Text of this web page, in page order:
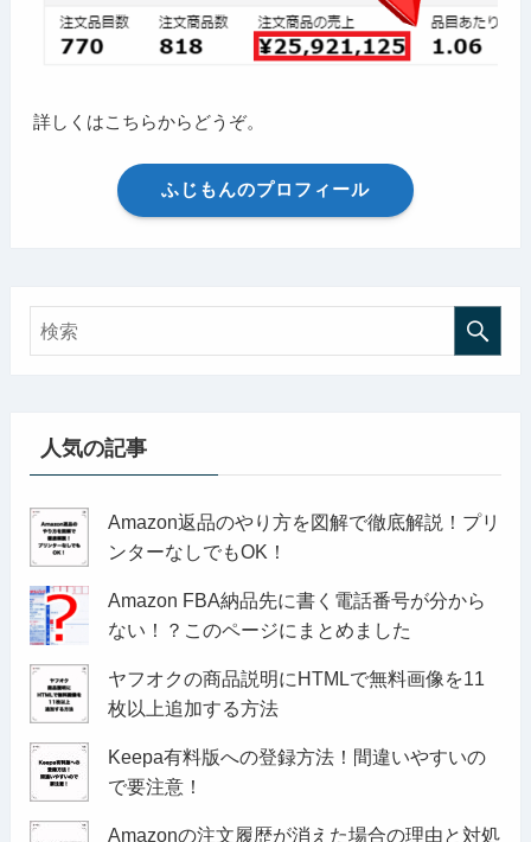
詳しくはこちらからどうぞ。
ふじもんのプロフィール
人気の記事
Amazon返品のやり方を図解で徹底解説！プリ
ンターなしでもOK！
Amazon FBA納品先に書く電話番号が分から
ない！？このページにまとめました
ヤフオクの商品説明にHTMLで無料画像を11
枚以上追加する方法
Keepa有料版への登録方法！間違いやすいの
で要注意！
Amazonの注文履歴が消えた場合の理由と対処